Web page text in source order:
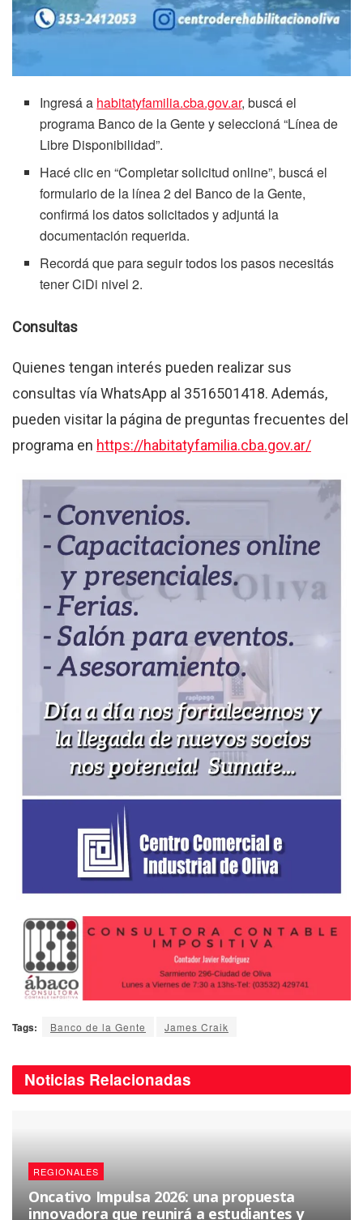
Ingresá a habitatyfamilia.cba.gov.ar, buscá el
programa Banco de la Gente y seleccioná “Línea de
Libre Disponibilidad”.
Hacé clic en “Completar solicitud online”, buscá el
formulario de la línea 2 del Banco de la Gente,
confirmá los datos solicitados y adjuntá la
documentación requerida.
Recordá que para seguir todos los pasos necesitás
tener CiDi nivel 2.
Consultas
Quienes tengan interés pueden realizar sus
consultas vía WhatsApp al 3516501418. Además,
pueden visitar la página de preguntas frecuentes del
programa en https://habitatyfamilia.cba.gov.ar/
Tags: Banco de la Gente James Craik
Noticias Relacionadas
REGIONALES
Oncativo Impulsa 2026: una propuesta
innovadora que reunirá a estudiantes y